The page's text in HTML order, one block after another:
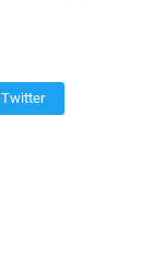
Twitter